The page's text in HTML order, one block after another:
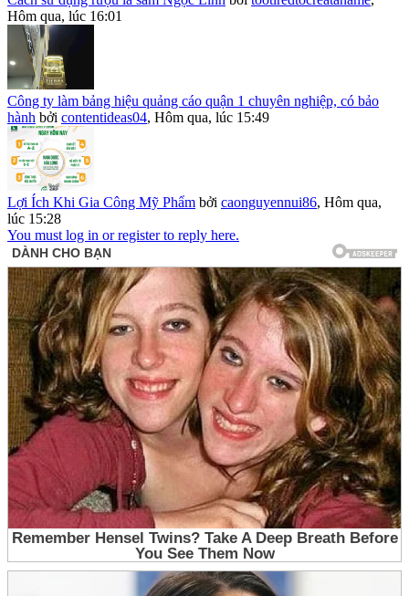
Hôm qua, lúc 16:01
Công ty làm bảng hiệu quảng cáo quận 1 chuyên nghiệp, có bảo
hành bởi contentideas04, Hôm qua, lúc 15:49
Lợi Ích Khi Gia Công Mỹ Phẩm bởi caonguyennui86, Hôm qua,
lúc 15:28
You must log in or register to reply here.